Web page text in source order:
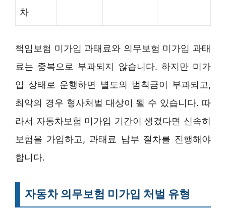
차
책임보험 미가입 과태료와 의무보험 미가입 과태
료는 중복으로 부과되지 않습니다. 하지만 미가
입 상태로 운행하면 별도의 범칙금이 부과되고,
최악의 경우 형사처벌 대상이 될 수 있습니다. 따
라서 자동차보험 미가입 기간이 생겼다면 신속히
보험을 가입하고, 과태료 납부 절차를 진행해야
합니다.
자동차 의무보험 미가입 처벌 유형